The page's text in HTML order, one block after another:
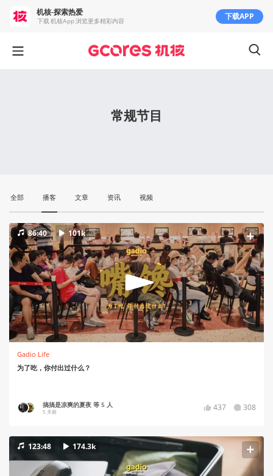
常规节目
全部 播客 文章 资讯 视频
86:40 101k
Gadio Life
为了吃，你付出过什么？
搞搞是凉爽的夏夜 等 5 人
5 天前 437 308
123:48 174.3k
机核-探索热爱
下载 机核App 浏览更多精彩内容 下载APP